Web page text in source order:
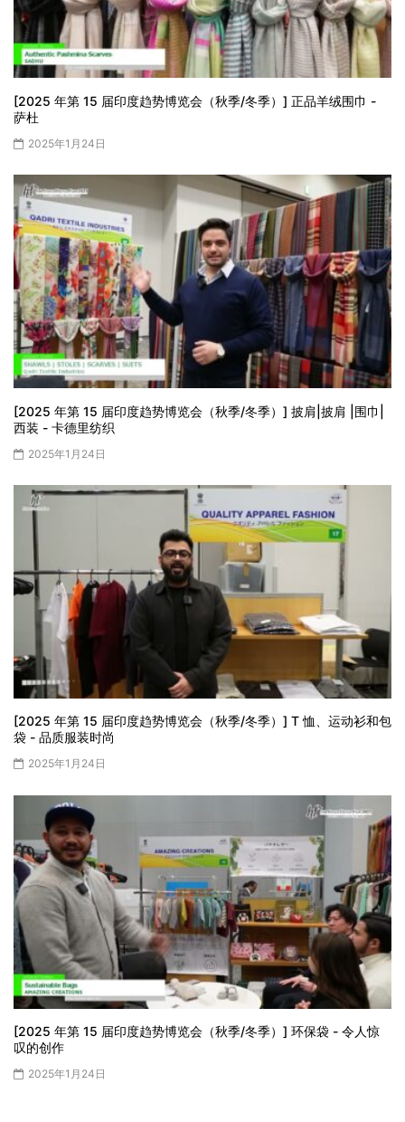
[2025 年第 15 届印度趋势博览会（秋季/冬季）] 正品羊绒围巾 -
萨杜
2025年1月24日
[2025 年第 15 届印度趋势博览会（秋季/冬季）] 披肩|披肩 |围巾|
西装 - 卡德里纺织
2025年1月24日
[2025 年第 15 届印度趋势博览会（秋季/冬季）] T 恤、运动衫和包
袋 - 品质服装时尚
2025年1月24日
[2025 年第 15 届印度趋势博览会（秋季/冬季）] 环保袋 - 令人惊
叹的创作
2025年1月24日